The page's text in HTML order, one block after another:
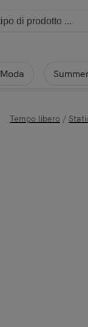
Moda
Tempo libero /